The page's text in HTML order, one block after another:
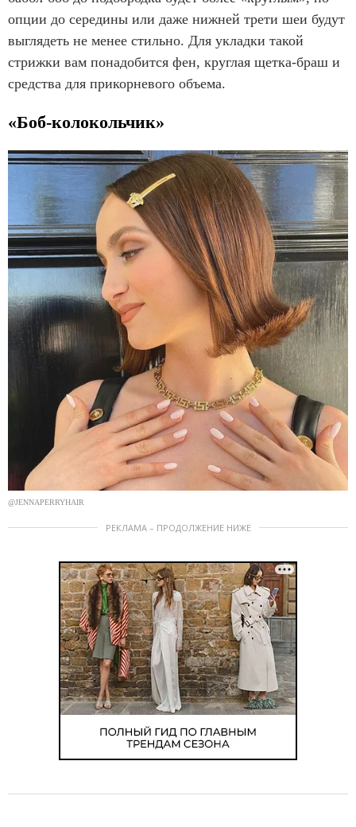
опции до середины или даже нижней трети шеи будут
выглядеть не менее стильно. Для укладки такой
стрижки вам понадобится фен, круглая щетка-браш и
средства для прикорневого объема.
«Боб-колокольчик»
@JENNAPERRYHAIR
РЕКЛАМА – ПРОДОЛЖЕНИЕ НИЖЕ